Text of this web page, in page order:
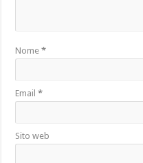
Nome*
Email*
Sito web